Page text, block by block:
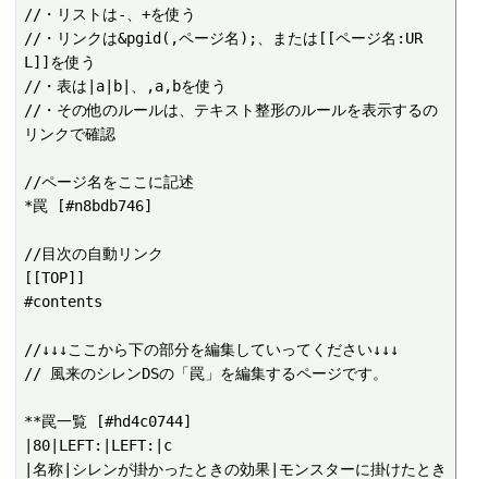
//・リストは-、+を使う
//・リンクは&pgid(,ページ名);、または[[ページ名:UR
L]]を使う
//・表は|a|b|、,a,bを使う
//・その他のルールは、テキスト整形のルールを表示するの
リンクで確認
//ページ名をここに記述
*罠 [#n8bdb746]
//目次の自動リンク
[[TOP]]
#contents
//↓↓↓ここから下の部分を編集していってください↓↓↓
// 風来のシレンDSの「罠」を編集するページです。
**罠一覧 [#hd4c0744]
|80|LEFT:|LEFT:|c
|名称|シレンが掛かったときの効果|モンスターに掛けたとき